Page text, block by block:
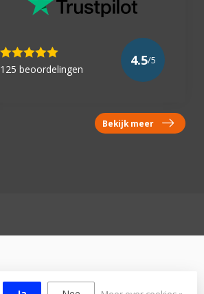
125 beoordelingen
4.5/5
Bekijk meer